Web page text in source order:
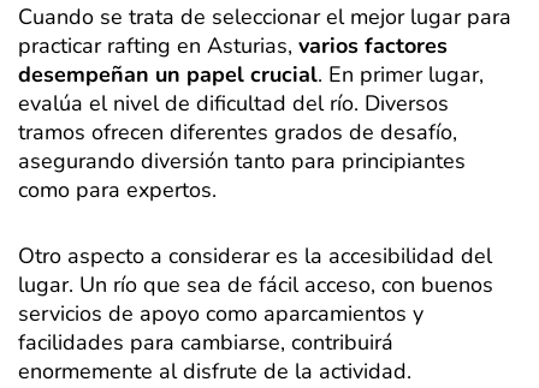
Cuando se trata de seleccionar el mejor lugar para
practicar rafting en Asturias, varios factores
desempeñan un papel crucial. En primer lugar,
evalúa el nivel de dificultad del río. Diversos
tramos ofrecen diferentes grados de desafío,
asegurando diversión tanto para principiantes
como para expertos.
Otro aspecto a considerar es la accesibilidad del
lugar. Un río que sea de fácil acceso, con buenos
servicios de apoyo como aparcamientos y
facilidades para cambiarse, contribuirá
enormemente al disfrute de la actividad.